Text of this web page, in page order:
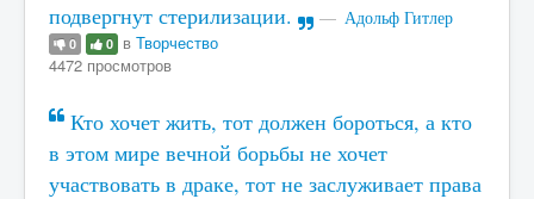
подвергнут стерилизации.
Адольф Гитлер
0 0 в Творчество
4472 просмотров
Кто хочет жить, тот должен бороться, а кто
в этом мире вечной борьбы не хочет
участвовать в драке, тот не заслуживает права